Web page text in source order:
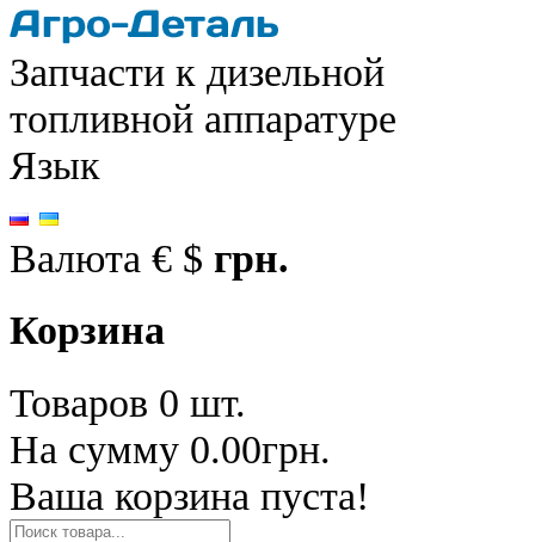
Запчасти к дизельной
топливной аппаратуре
Язык
Валюта € $ грн.
Корзина
Товаров 0 шт.
На сумму 0.00грн.
Ваша корзина пуста!